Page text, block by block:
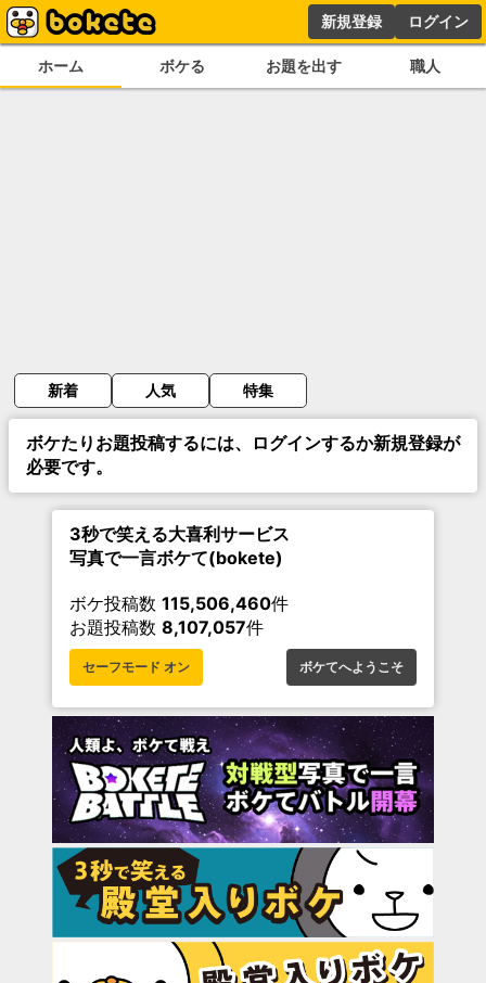
新規登録 ログイン
ホーム ボケる お題を出す 職人
新着 人気 特集
ボケたりお題投稿するには、ログインするか新規登録が
必要です。
3秒で笑える大喜利サービス
写真で一言ボケて(bokete)
ボケ投稿数 115,506,460件
お題投稿数 8,107,057件
セーフモード オン ボケてへようこそ